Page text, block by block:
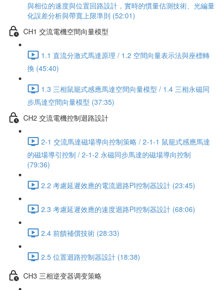
與相位的速度與位置回路設計，實時的慣量估測技術、光編量
化誤差分析與帶寬上限準則 (52:01)
CH1 交流電機空間向量模型
1.1 直流分激式馬達原理 / 1.2 空間向量表示法與座標轉
換 (45:40)
1.3 三相鼠籠式感應馬達空間向量模型 / 1.4 三相永磁同
步馬達空間向量模型 (37:35)
CH2 交流電機控制迴路設計
2-1 交流馬達磁場導向控制策略 / 2-1-1 鼠籠式感應馬達
的磁場導引控制 / 2-1-2 永磁同步馬達的磁場導向控制
(79:36)
2.2 考慮延遲效應的電流迴路PI控制器設計 (23:45)
2.3 考慮延遲效應的速度迴路PI控制器設計 (68:06)
2.4 前饋補償技術 (28:33)
2.5 位置迴路控制器設計 (18:38)
CH3 三相逆变器调变策略